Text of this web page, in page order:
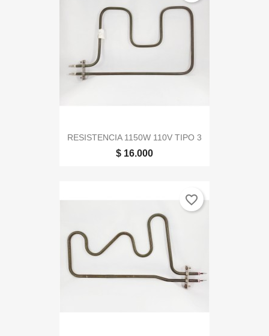
RESISTENCIA 1150W 110V TIPO 3
$ 16.000
favorite_border